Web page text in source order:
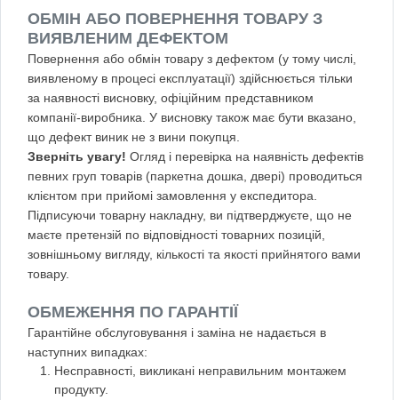
ОБМІН АБО ПОВЕРНЕННЯ ТОВАРУ З
ВИЯВЛЕНИМ ДЕФЕКТОМ
Повернення або обмін товару з дефектом (у тому числі,
виявленому в процесі експлуатації) здійснюється тільки
за наявності висновку, офіційним представником
компанії-виробника. У висновку також має бути вказано,
що дефект виник не з вини покупця.
Зверніть увагу! Огляд і перевірка на наявність дефектів
певних груп товарів (паркетна дошка, двері) проводиться
клієнтом при прийомі замовлення у експедитора.
Підписуючи товарну накладну, ви підтверджуєте, що не
маєте претензій по відповідності товарних позицій,
зовнішньому вигляду, кількості та якості прийнятого вами
товару.
ОБМЕЖЕННЯ ПО ГАРАНТІЇ
Гарантійне обслуговування і заміна не надається в
наступних випадках:
Несправності, викликані неправильним монтажем
продукту.